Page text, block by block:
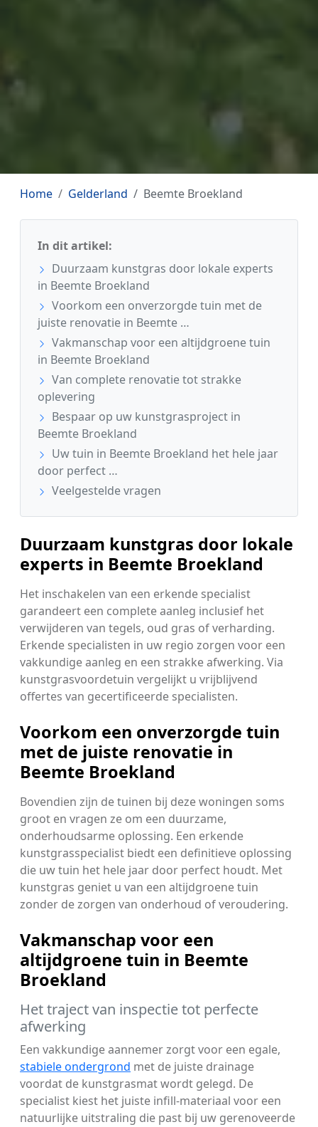
Home Gelderland Beemte Broekland
In dit artikel:
Duurzaam kunstgras door lokale experts
in Beemte Broekland
Voorkom een onverzorgde tuin met de
juiste renovatie in Beemte …
Vakmanschap voor een altijdgroene tuin
in Beemte Broekland
Van complete renovatie tot strakke
oplevering
Bespaar op uw kunstgrasproject in
Beemte Broekland
Uw tuin in Beemte Broekland het hele jaar
door perfect …
Veelgestelde vragen
Duurzaam kunstgras door lokale
experts in Beemte Broekland
Het inschakelen van een erkende specialist
garandeert een complete aanleg inclusief het
verwijderen van tegels, oud gras of verharding.
Erkende specialisten in uw regio zorgen voor een
vakkundige aanleg en een strakke afwerking. Via
kunstgrasvoordetuin vergelijkt u vrijblijvend
offertes van gecertificeerde specialisten.
Voorkom een onverzorgde tuin
met de juiste renovatie in
Beemte Broekland
Bovendien zijn de tuinen bij deze woningen soms
groot en vragen ze om een duurzame,
onderhoudsarme oplossing. Een erkende
kunstgrasspecialist biedt een definitieve oplossing
die uw tuin het hele jaar door perfect houdt. Met
kunstgras geniet u van een altijdgroene tuin
zonder de zorgen van onderhoud of veroudering.
Vakmanschap voor een
altijdgroene tuin in Beemte
Broekland
Het traject van inspectie tot perfecte
afwerking
Een vakkundige aannemer zorgt voor een egale,
stabiele ondergrond met de juiste drainage
voordat de kunstgrasmat wordt gelegd. De
specialist kiest het juiste infill-materiaal voor een
natuurlijke uitstraling die past bij uw gerenoveerde